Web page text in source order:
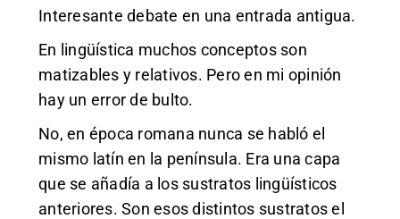
Interesante debate en una entrada antigua.
En lingüística muchos conceptos son
matizables y relativos. Pero en mi opinión
hay un error de bulto.
No, en época romana nunca se habló el
mismo latín en la península. Era una capa
que se añadía a los sustratos lingüísticos
anteriores. Son esos distintos sustratos el